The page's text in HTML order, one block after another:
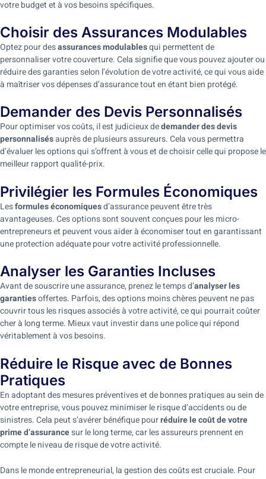
votre budget et à vos besoins spécifiques.
Choisir des Assurances Modulables
Optez pour desassurances modulablesqui permettent de
personnaliser votre couverture. Cela signifie que vous pouvez ajouter ou
réduire des garanties selon l’évolution de votre activité, ce qui vous aide
à maîtriser vos dépenses d’assurance tout en étant bien protégé.
Demander des Devis Personnalisés
Pour optimiser vos coûts, il est judicieux dedemander des devis
personnalisésauprès de plusieurs assureurs. Cela vous permettra
d’évaluer les options qui s’offrent à vous et de choisir celle qui propose le
meilleur rapport qualité-prix.
Privilégier les Formules Économiques
Lesformules économiquesd’assurance peuvent être très
avantageuses. Ces options sont souvent conçues pour les micro-
entrepreneurs et peuvent vous aider à économiser tout en garantissant
une protection adéquate pour votre activité professionnelle.
Analyser les Garanties Incluses
Avant de souscrire une assurance, prenez le temps d’analyser les
garantiesoffertes. Parfois, des options moins chères peuvent ne pas
couvrir tous les risques associés à votre activité, ce qui pourrait coûter
cher à long terme. Mieux vaut investir dans une police qui répond
véritablement à vos besoins.
Réduire le Risque avec de Bonnes
Pratiques
En adoptant des mesures préventives et de bonnes pratiques au sein de
votre entreprise, vous pouvez minimiser le risque d’accidents ou de
sinistres. Cela peut s’avérer bénéfique pourréduire le coût de votre
prime d’assurancesur le long terme, car les assureurs prennent en
compte le niveau de risque de votre activité.
Dans le monde entrepreneurial, la gestion des coûts est cruciale. Pour